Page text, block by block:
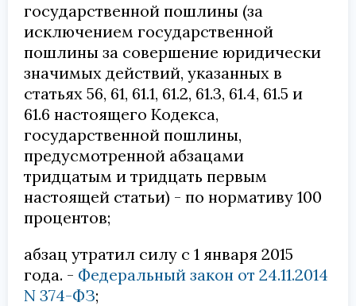
государственной пошлины (за
исключением государственной
пошлины за совершение юридически
значимых действий, указанных в
статьях 56, 61, 61.1, 61.2, 61.3, 61.4, 61.5 и
61.6 настоящего Кодекса,
государственной пошлины,
предусмотренной абзацами
тридцатым и тридцать первым
настоящей статьи) - по нормативу 100
процентов;
абзац утратил силу с 1 января 2015
года. - Федеральный закон от 24.11.2014
N 374-ФЗ;